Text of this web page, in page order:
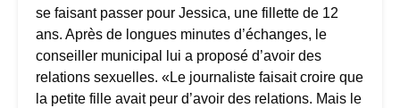
se faisant passer pour Jessica, une fillette de 12
ans. Après de longues minutes d’échanges, le
conseiller municipal lui a proposé d’avoir des
relations sexuelles. «Le journaliste faisait croire que
la petite fille avait peur d’avoir des relations. Mais le